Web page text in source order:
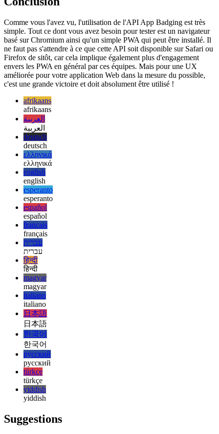
tour peuvent mettre à jour le badge de votre application !
Conclusion
Comme vous l'avez vu, l'utilisation de l'API App Badging est très
simple. Tout ce dont vous avez besoin pour tester est un navigateur
basé sur Chromium ainsi qu'un simple PWA qui peut être installé. Il
ne faut pas s'attendre à ce que cette API soit disponible sur Safari ou
Firefox de sitôt, car cela implique également plus d'engagement
améliorée pour votre application Web dans la mesure du possible,
c'est une grande victoire et doit absolument être utilisé !
afrikaans
afrikaans
العربية
العربية
deutsch
deutsch
ελληνικά
ελληνικά
english
english
esperanto
esperanto
español
español
français
français
עברית
עברית
हिन्दी
हिन्दी
magyar
magyar
italiano
italiano
日本語
日本語
한국어
한국어
русский
русский
türkçe
yiddish
yiddish